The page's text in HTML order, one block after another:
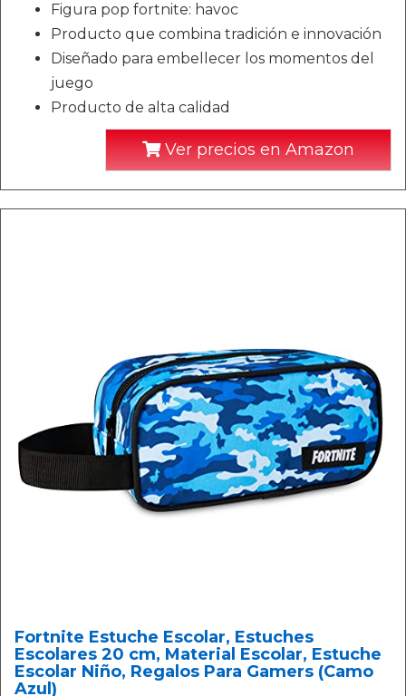
Figura pop fortnite: havoc
Producto que combina tradición e innovación
Diseñado para embellecer los momentos del
juego
Producto de alta calidad
Ver precios en Amazon
Fortnite Estuche Escolar, Estuches
Escolares 20 cm, Material Escolar, Estuche
Escolar Niño, Regalos Para Gamers (Camo
Azul)